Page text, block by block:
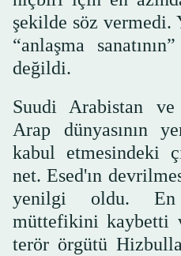
şekilde söz vermedi.
“anlaşma
değildi.
Suudi Arabistan
Arap dünyasının
kabul etmesindeki
net. Esed'ın
yenilgi oldu. En
müttefikini kaybetti
terör örgütü